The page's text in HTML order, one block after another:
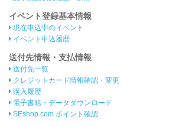
イベント登録基本情報
現在申込中のイベント
イベント申込履歴
送付先情報・支払情報
送付先一覧
クレジットカード情報確認・変更
購入履歴
電子書籍・データダウンロード
SEshop.com ポイント確認